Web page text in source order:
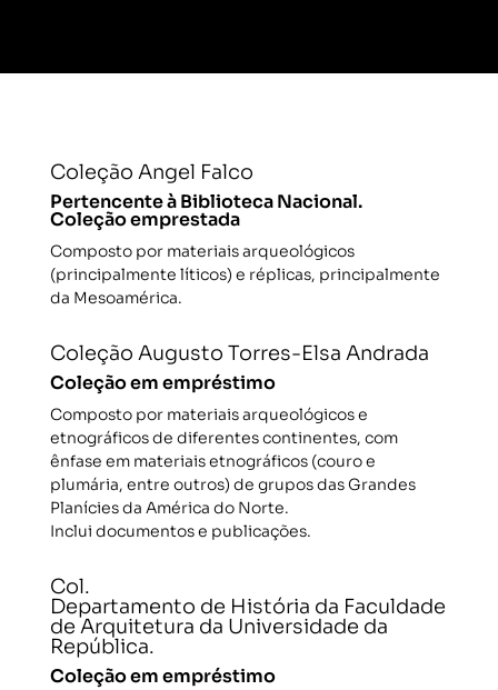
Coleção Angel Falco
Pertencente à Biblioteca Nacional.
Coleção emprestada
Composto por materiais arqueológicos
(principalmente líticos) e réplicas, principalmente
da Mesoamérica.
Coleção Augusto Torres-Elsa Andrada
Coleção em empréstimo
Composto por materiais arqueológicos e
etnográficos de diferentes continentes, com
ênfase em materiais etnográficos (couro e
plumária, entre outros) de grupos das Grandes
Planícies da América do Norte.
Inclui documentos e publicações.
Col.
Departamento de História da Faculdade
de Arquitetura da Universidade da
República.
Coleção em empréstimo